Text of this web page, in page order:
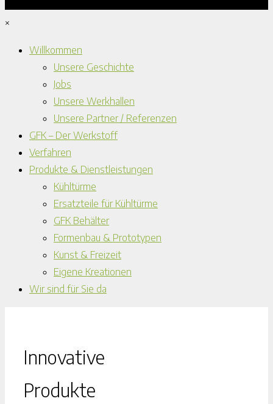
×
Willkommen
Unsere Geschichte
Jobs
Unsere Werkhallen
Unsere Partner / Referenzen
GFK – Der Werkstoff
Verfahren
Produkte & Dienstleistungen
Kühltürme
Ersatzteile für Kühltürme
GFK Behälter
Formenbau & Prototypen
Kunst & Freizeit
Eigene Kreationen
Wir sind für Sie da
Innovative
Produkte